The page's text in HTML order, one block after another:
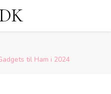
til Ham i 2024